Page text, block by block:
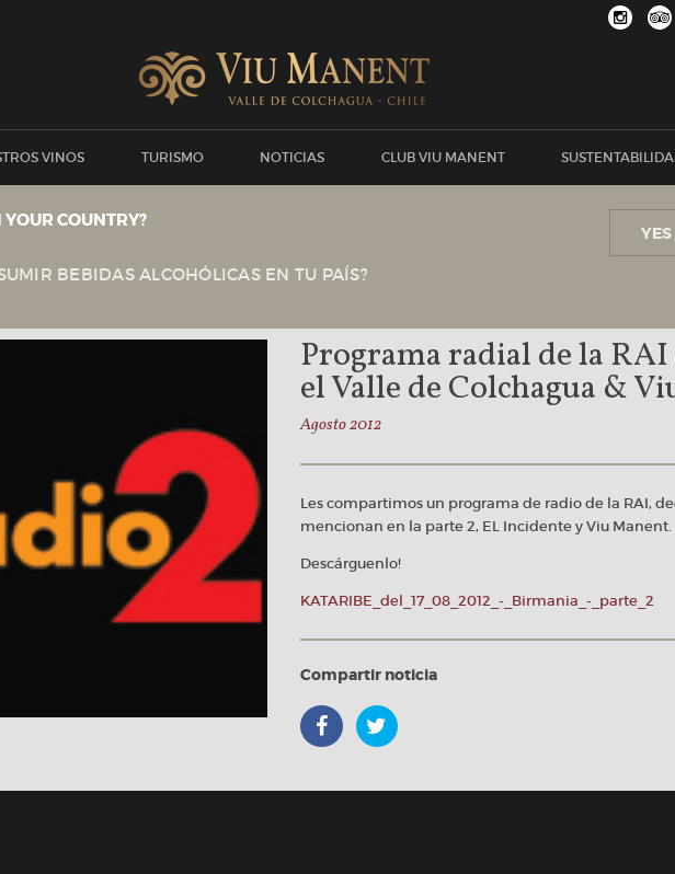
VINOS TURISMO NOTICIAS CLUB VIU MANENT
Viu ManentNOTICIAS
Programa radial de la
el Valle de Colchagua &
Agosto 2012
Les compartimos un programa de radio de la RAI,
mencionan en la parte 2, EL Incidente y Viu Manent.
Descárguenlo!
KATARIBE_del_17_08_2012_-_Birmania_-_parte_2
Compartir noticia
COUNTRY?
BEBIDAS ALCOHÓLICAS EN TU PAÍS?
YES